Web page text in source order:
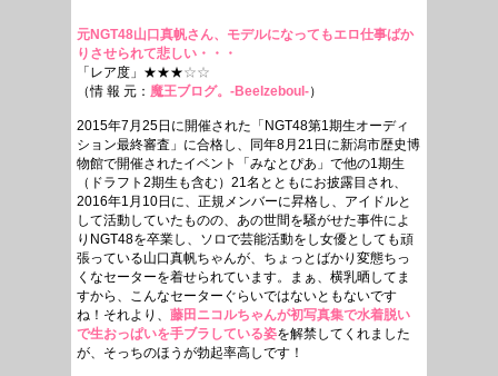
元NGT48山口真帆さん、モデルになってもエロ仕事ばか
りさせられて悲しい・・・
「レア度」★★★☆☆
（情 報 元： 魔王ブログ。-Beelzeboul-）
2015年7月25日に開催された「NGT48第1期生オーディ
ション最終審査」に合格し、同年8月21日に新潟市歴史博
物館で開催されたイベント「みなとぴあ」で他の1期生
（ドラフト2期生も含む）21名とともにお披露目され、
2016年1月10日に、正規メンバーに昇格し、アイドルと
して活動していたものの、あの世間を騒がせた事件によ
りNGT48を卒業し、ソロで芸能活動をし女優としても頑
張っている山口真帆ちゃんが、ちょっとばかり変態ちっ
くなセーターを着せられています。まぁ、横乳晒してま
すから、こんなセーターぐらいではないともないです
ね！それより、 藤田ニコルちゃんが初写真集で水着脱い
で生おっぱいを手ブラしている姿を解禁してくれました
が、そっちのほうが勃起率高しです！